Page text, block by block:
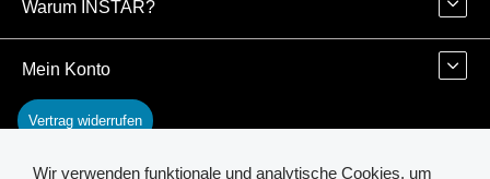
Warum INSTAR?
Mein Konto
Vertrag widerrufen
Wir verwenden funktionale und analytische Cookies, um